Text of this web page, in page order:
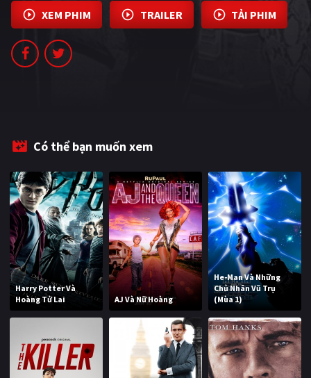
PHIM LẺ
PHIM CHIẾU RẠP
XEM PHIM TRAILER TẢI PHIM
Có thể bạn muốn xem
Harry Potter Và
Hoàng Tử Lai
AJ Và Nữ Hoàng
He-Man Và Những
Chủ Nhân Vũ Trụ
(Mùa 1)